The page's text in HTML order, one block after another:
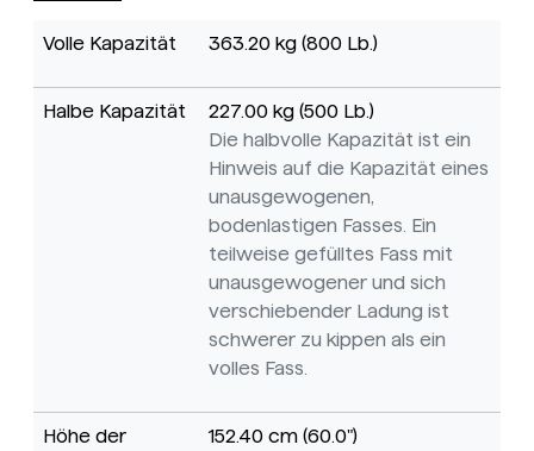
Volle Kapazität 363.20 kg (800 Lb.)
Halbe Kapazität
227.00 kg (500 Lb.)
Die halbvolle Kapazität ist ein
Hinweis auf die Kapazität eines
unausgewogenen,
bodenlastigen Fasses. Ein
teilweise gefülltes Fass mit
unausgewogener und sich
verschiebender Ladung ist
schwerer zu kippen als ein
volles Fass.
Höhe der
152.40 cm (60.0")